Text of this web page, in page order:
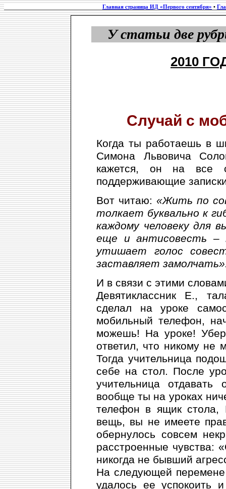
Главная страница ИД «Первого сентября» •
У статьи две
2010
Случай с
Когда ты работаешь в
Симона Львовича
кажется, он на все
поддерживающие
Вот читаю: «Жить по
толкает буквально к
каждому человеку для
еще и антисовесть –
утишает голос
заставляет
И в связи с этими
Девятиклассник Е.,
сделал на уроке
мобильный телефон,
можешь! На уроке!
ответил, что никому не
Тогда учительница
себе на стол. После
учительница отдавать
вообще ты на уроках
телефон в ящик стола,
вещь, вы не имеете
обернулось совсем
расстроенные чувства:
никогда не бывший
На следующей
удалось ее успокоить